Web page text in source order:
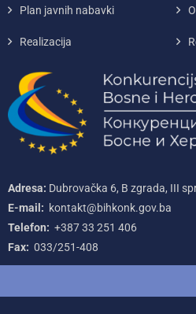
Plan javnih nabavki
Realizacija
Adresa: Dubrovačka 6, B zgrada, III
E-mail: kontakt@bihkonk.gov.ba
Telefon: +387‌ 33‌ 251‌ 406
Fax: 033/251-408